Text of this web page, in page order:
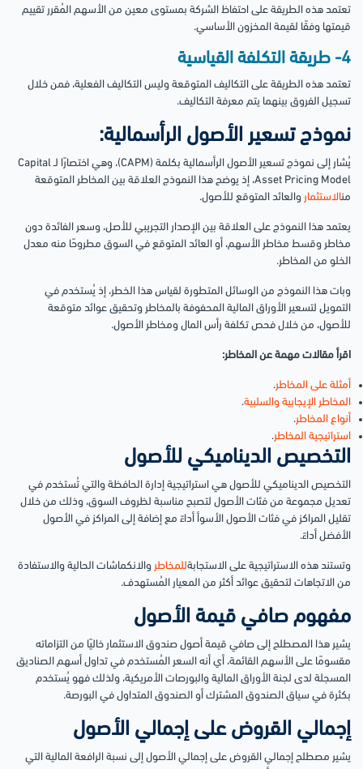
تعتمد هذه الطريقة على احتفاظ الشركة بمستوى معين من الأسهم المُقرر تقييم
قيمتها وفقًا لقيمة المخزون الأساسي.
4- طريقة التكلفة القياسية
تعتمد هذه الطريقة على التكاليف المتوقعة وليس التكاليف الفعلية، فمن خلال
تسجيل الفروق بينهما يتم معرفة التكاليف.
نموذج تسعير الأصول الرأسمالية:
يُشار إلى نموذج تسعير الأصول الرأسمالية بكلمة (CAPM)، وهي اختصارًا لـ Capital
Asset Pricing Model، إذ يوضح هذا النموذج العلاقة بين المخاطر المتوقعة
منالاستثمار والعائد المتوقع للأصول.
يعتمد هذا النموذج على العلاقة بين الإصدار التجريبي للأصل، وسعر الفائدة دون
مخاطر وقسط مخاطر الأسهم، أو العائد المتوقع في السوق مطروحًا منه معدل
الخلو من المخاطر.
وبات هذا النموذج من الوسائل المتطورة لقياس هذا الخطر، إذ يُستخدم في
التمويل لتسعير الأوراق المالية المحفوفة بالمخاطر وتحقيق عوائد متوقعة
للأصول، من خلال فحص تكلفة رأس المال ومخاطر الأصول.
اقرأ مقالات مهمة عن المخاطر:
أمثلة على المخاطر.
المخاطر الإيجابية والسلبية.
أنواع المخاطر.
استراتيجية المخاطر.
التخصيص الديناميكي للأصول
التخصيص الديناميكي للأصول هي استراتيجية إدارة الحافظة والتي تُستخدم في
تعديل مجموعة من فئات الأصول لتصبح مناسبة لظروف السوق، وذلك من خلال
تقليل المراكز في فئات الأصول الأسوأ أداءً مع إضافة إلى المراكز في الأصول
الأفضل أداءً.
وتستند هذه الاستراتيجية على الاستجابةللمخاطر والانكماشات الحالية والاستفادة
من الاتجاهات لتحقيق عوائد أكثر من المعيار المُستهدف.
مفهوم صافي قيمة الأصول
يشير هذا المصطلح إلى صافي قيمة أصول صندوق الاستثمار خاليًا من التزاماته
مقسومًا على الأسهم القائمة، أي أنه السعر المُستخدم في تداول أسهم الصناديق
المسجلة لدى لجنة الأوراق المالية والبورصات الأمريكية، ولذلك فهو يُستخدم
بكثرة في سياق الصندوق المشترك أو الصندوق المتداول في البورصة.
إجمالي القروض على إجمالي الأصول
يشير مصطلح إجمالي القروض على إجمالي الأصول إلى نسبة الرافعة المالية التي